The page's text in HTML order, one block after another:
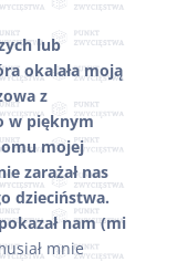
lub
okalała moją
z
w pięknym
mojej
zarażał nas
dzieciństwa.
nam (mi
mnie